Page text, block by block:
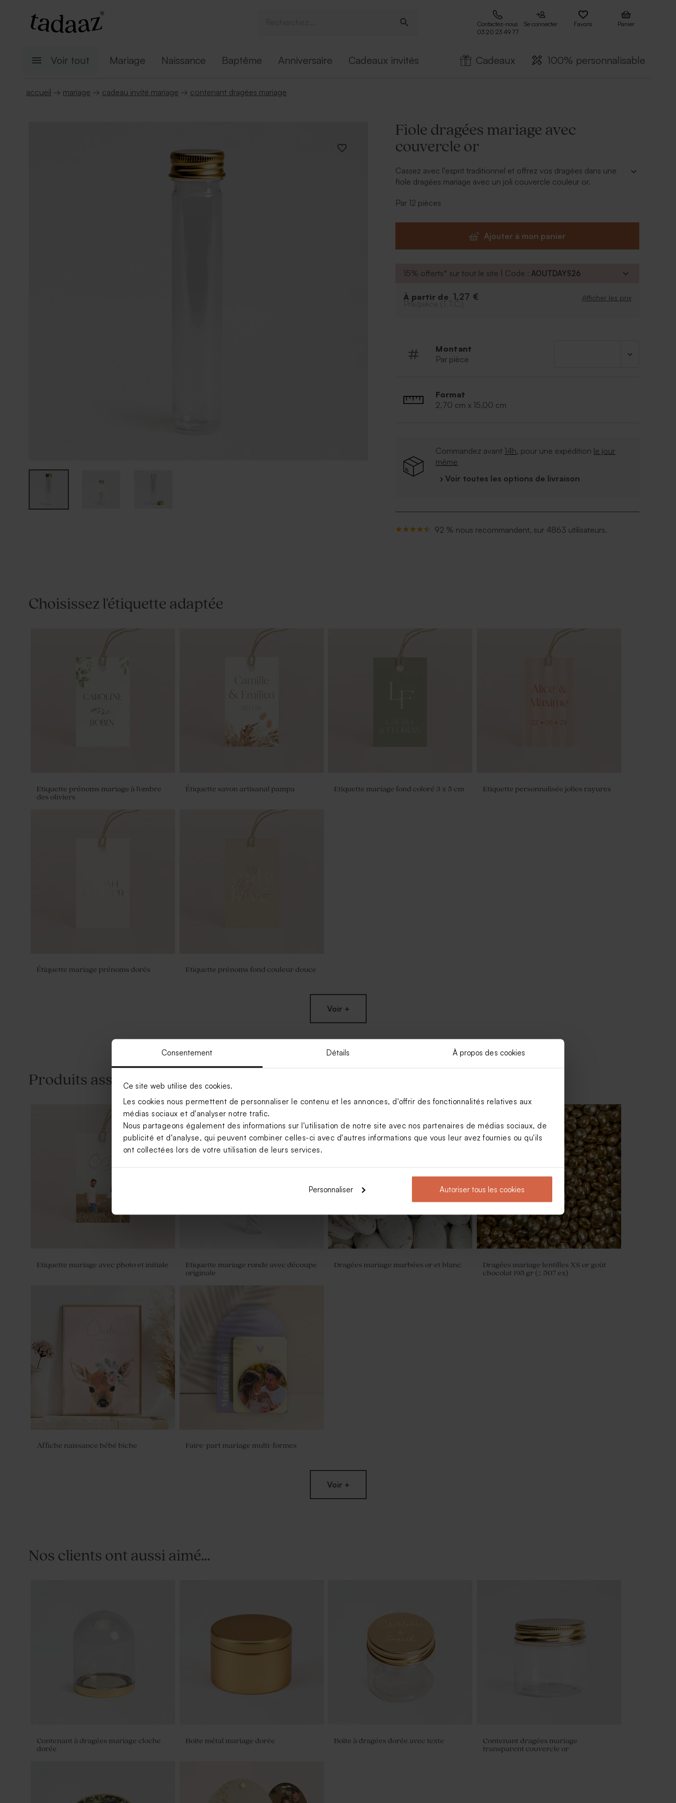
Consentement Détails À propos des cookies
Ce site web utilise des cookies.
Les cookies nous permettent de personnaliser le contenu et les annonces, d'offrir des fonctionnalités relatives aux
médias sociaux et d'analyser notre trafic.
Nous partageons également des informations sur l'utilisation de notre site avec nos partenaires de médias sociaux, de
publicité et d'analyse, qui peuvent combiner celles-ci avec d'autres informations que vous leur avez fournies ou qu'ils
ont collectées lors de votre utilisation de leurs services.
Personnaliser Autoriser tous les cookies
Contactez-nous
03 20 23 49 77
Se connecter Favoris Panier
Voir tout Mariage Naissance Baptême Anniversaire Cadeaux invités Cadeaux 100% personnalisable
accueil → mariage → cadeau invité mariage → contenant dragées mariage
Fiole dragées mariage avec
couvercle or
Cassez avec l'esprit traditionnel et offrez vos dragées dans une
fiole dragées mariage avec un joli couvercle couleur or.
contenant.
Matière :Contenant et son couvercle en plexi. Léger et
Peut contenir environ 15 dragées.
Par 12 pièces
Ajouter à mon panier
15% offerts* sur tout le site | Code :AOUTDAYS26
À partir de 1,27 € Afficher les prix
Prix/pièce (T.T.C.)
Montant
Par pièce
Format
2,70 cm x 15,00 cm
Commandez avant 14h, pour une expédition le jour
même
› Voir toutes les options de livraison
92 % nous recommandent, sur 4863 utilisateurs.
Choisissez l'étiquette adaptée
Etiquette prénoms mariage à l'ombre
des oliviers
Étiquette savon artisanal pampa Etiquette mariage fond coloré 3 x 5 cm Etiquette personnalisée jolies rayures
Étiquette mariage prénoms dorés Etiquette prénoms fond couleur douce
Etiquette mariage minimaliste et
Étiquette cadeau mariage fleurs
Etiquette prénoms mariage fleurs
et papier naturel
Voir +
Produits associés
Etiquette mariage avec photo et initiale
Etiquette mariage ronde avec découpe
originale
Dragées mariage marbées or et blanc
Dragées mariage lentilles XS or goût
chocolat 195 gr (± 507 ex)
Affiche naissance bébé biche Faire-part mariage multi-formes
Dragées mariage marbré or amande 1
Dragées mariage sucrés ronds
marbrés d'or 750 gr (± 195 ex)
Voir +
Nos clients ont aussi aimé...
Contenant à dragées mariage cloche
dorée
Boîte métal mariage dorée Boite à dragées dorée avec texte
Contenant dragées mariage
transparent couvercle or